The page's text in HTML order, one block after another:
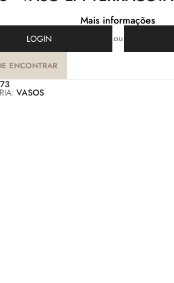
Mais informações
LOGIN ou
ENCONTRAR
VASOS